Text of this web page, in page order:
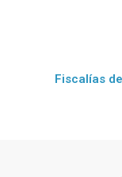
Fiscalías